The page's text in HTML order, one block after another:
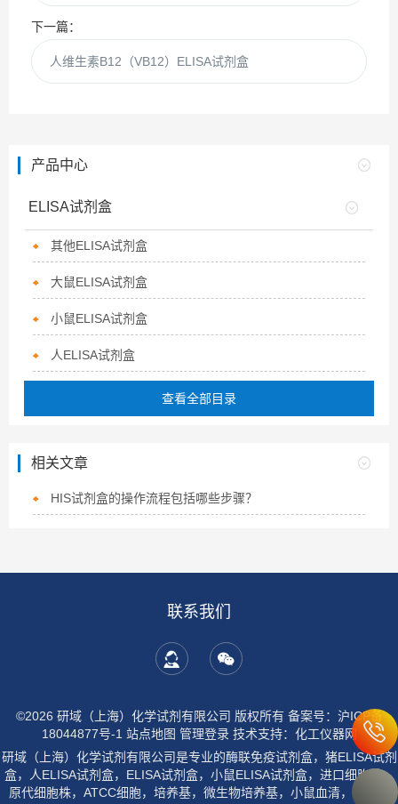
下一篇：
人维生素B12（VB12）ELISA试剂盒
产品中心
ELISA试剂盒
其他ELISA试剂盒
大鼠ELISA试剂盒
小鼠ELISA试剂盒
人ELISA试剂盒
查看全部目录
相关文章
HIS试剂盒的操作流程包括哪些步骤？
联系我们
©2026 研域（上海）化学试剂有限公司 版权所有 备案号：沪ICP备
18044877号-1 站点地图 管理登录技术支持： 化工仪器网
研域（上海）化学试剂有限公司是专业的酶联免疫试剂盒，猪ELISA试剂
盒，人ELISA试剂盒，ELISA试剂盒，小鼠ELISA试剂盒，进口细胞株，
原代细胞株，ATCC细胞，培养基，微生物培养基，小鼠血清，大鼠血